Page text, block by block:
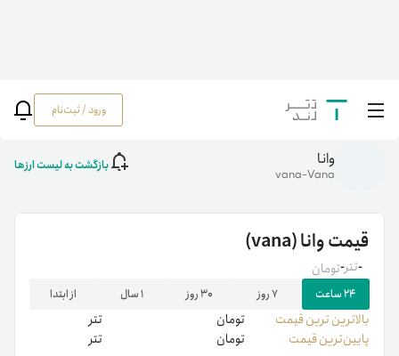
ورود / ثبت‌نام خانه رمزارزها/
vana
وانا
vana-Vana
بازگشت به لیست ارزها
قیمتوانا
-تومان -تتر
۲۴ ساعت ۷ روز ۳۰ روز ۱ سال از ابتدا
بالاترین ‌ترین قیمت تومان
تتر
پایین‌ترین قیمت
تومان تتر